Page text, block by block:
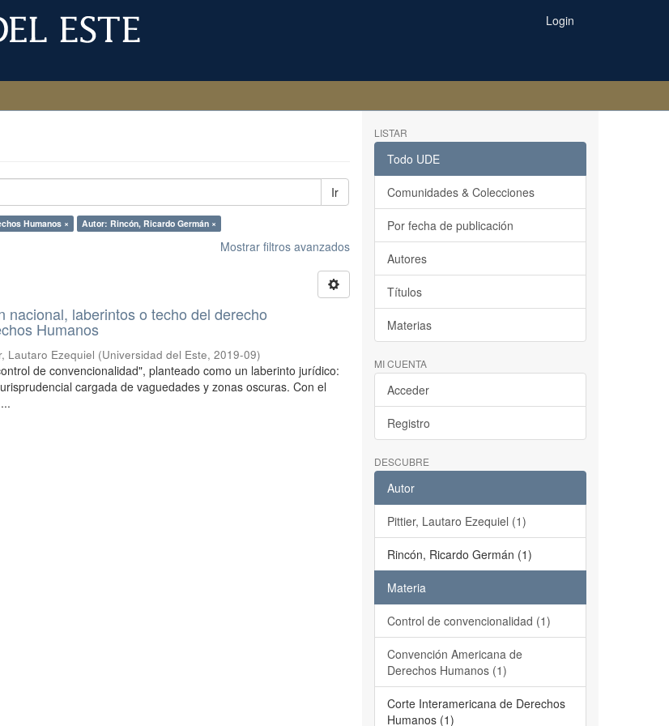
Login
Ir
Humanos × Autor: Rincón, Ricardo Germán ×
Mostrar filtros avanzados
nacional, laberintos o techo del derecho
Humanos
Lautaro Ezequiel (Universidad del Este,2019-09)
de convencionalidad", planteado como un laberinto jurídico:
cargada de vaguedades y zonas oscuras. Con el
LISTAR
Todo UDE
Comunidades & Colecciones
Por fecha de publicación
Autores
Títulos
Materias
MI CUENTA
Acceder
Registro
DESCUBRE
Autor
Pittier, Lautaro Ezequiel (1)
Rincón, Ricardo Germán (1)
Materia
Control de convencionalidad (1)
Convención Americana de
Derechos Humanos (1)
Corte Interamericana de Derechos
Humanos (1)